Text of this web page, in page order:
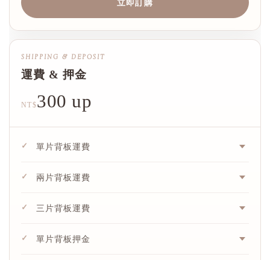
立即訂購
SHIPPING & DEPOSIT
運費 & 押金
NT$300 up
✓ 單片背板運費
✓ 兩片背板運費
✓ 三片背板運費
✓ 單片背板押金